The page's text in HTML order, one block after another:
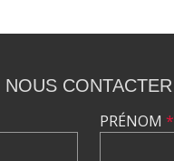
NOUS CONTACTER
PRÉNOM *